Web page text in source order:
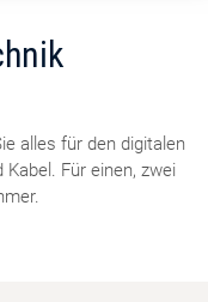
alles für den digitalen
Für einen, zwei